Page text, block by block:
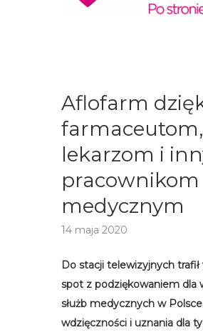
Aflofarm
farmaceutom,
lekarzom i
pracownikom
medycznym
14 maja 2020
Do stacji telewizyjnych trafił
spot z podziękowaniem dla
służb medycznych w
wdzięczności i uznania dla